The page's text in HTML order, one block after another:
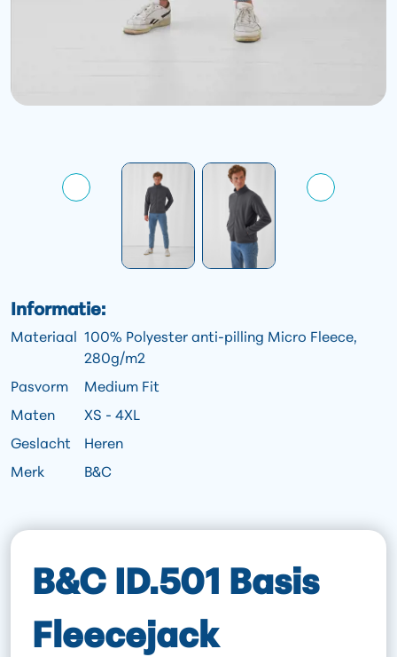
Informatie:
Materiaal
100% Polyester anti-pilling Micro Fleece,
280g/m2
Pasvorm
Medium Fit
Maten
XS - 4XL
Geslacht
Heren
Merk
B&C
B&C ID.501 Basis
Fleecejack